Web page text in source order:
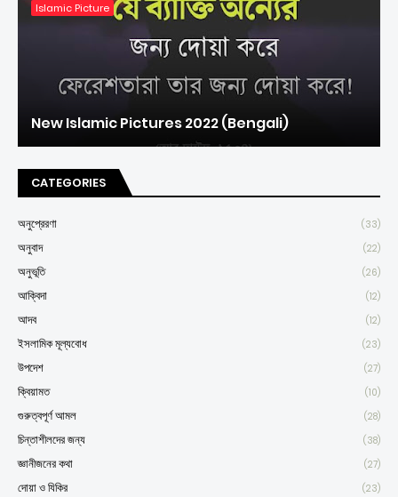
Islamic Picture
New Islamic Pictures 2022 (Bengali)
CATEGORIES
অনুপ্রেরণা (33)
অনুবাদ (22)
অনুভূতি (26)
আক্বিদা (12)
আদব (12)
ইসলামিক মূল্যবোধ (23)
উপদেশ (27)
ক্বিয়ামত (10)
গুরুত্বপূর্ণ আমল (28)
চিন্তাশীলদের জন্য (38)
জ্ঞানীজনের কথা (27)
দোয়া ও যিকির (23)